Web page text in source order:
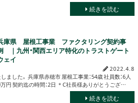
続きを読む
庫県 屋根工事業 ファクタリング契約事
｜九州・関西エリア特化のトラストゲート
ェイ
2022.4.8
した。 兵庫県赤穂市 屋根工事業：54歳 社員数：6人
万円 契約迄の時間：2日 ＊C社長様ありがとうござ…
続きを読む